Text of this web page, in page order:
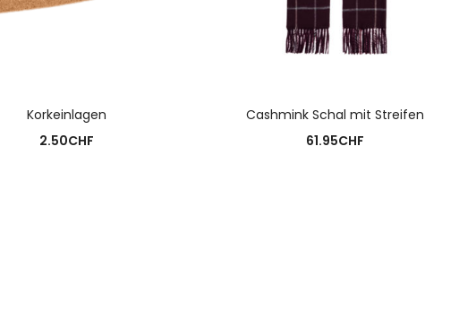
Korkeinlagen
2.50CHF
Cashmink Schal mit Streifen
61.95CHF